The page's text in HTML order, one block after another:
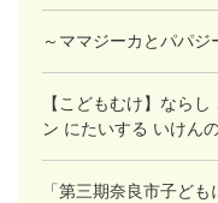
～ママジーカとパパジ
【こどもむけ】なら
ン にたいする いけ
「第三期奈良市子ど